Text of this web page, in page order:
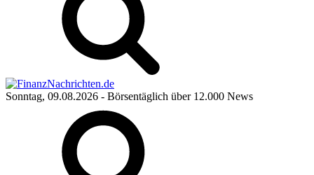
Sonntag, 09.08.2026 - Börsentäglich über 12.000 News